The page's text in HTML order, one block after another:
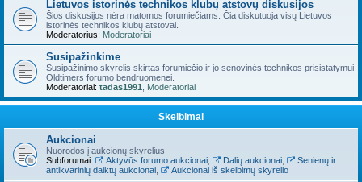
Lietuvos istorinės technikos klubų atstovų diskusijos
Šios diskusijos nėra matomos forumiečiams. Čia diskutuoja visų Lietuvos
istorinės technikos klubų atstovai.
Moderatorius: Moderatoriai
Susipažinkime
Susipažinimo skyrelis skirtas forumiečio ir jo senovinės technikos prisistatymui
Oldtimers forumo bendruomenei.
Moderatoriai: tadas1991 Moderatoriai
Skelbimai
Aukcionai
Nuorodos į aukcionų skyrelius
Subforumai:
Aktyvūs forumo aukcionai, Dalių aukcionai,
Senienų ir
antikvarinių daiktų aukcionai
Aukcionai iš skelbimų skyrelio